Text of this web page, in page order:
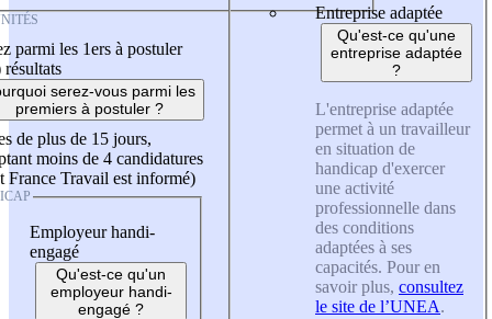
parmi les 1ers à postuler
résultats
serez-vous parmi les
premiers à postuler ?
de plus de 15 jours,
moins de 4 candidatures
France Travail est informé)
Employeur handi-
engagé
Qu'est-ce qu'un
employeur handi-
engagé ?
Entreprise adaptée
Qu'est-ce qu'une
entreprise adaptée
?
L'entreprise adaptée
permet à un travailleur
en situation de
handicap d'exercer
une activité
professionnelle dans
des conditions
adaptées à ses
capacités. Pour en
savoir plus, consultez
le site de l’UNEA.